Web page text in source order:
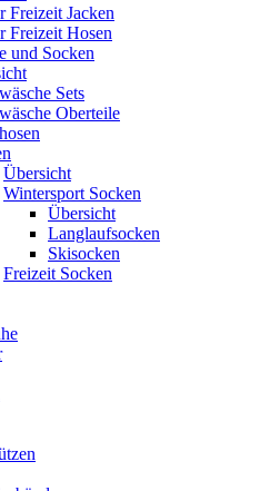
Freizeit Jacken
Freizeit Hosen
und Socken
Sets
Oberteile
Übersicht
Wintersport Socken
Übersicht
Langlaufsocken
Skisocken
Freizeit Socken